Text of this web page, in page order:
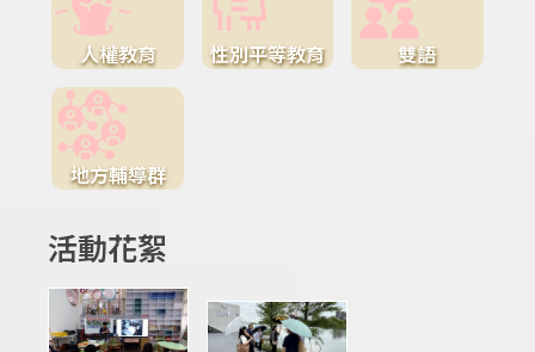
人權教育 性別平等教育 雙語
地方輔導群
活動花絮